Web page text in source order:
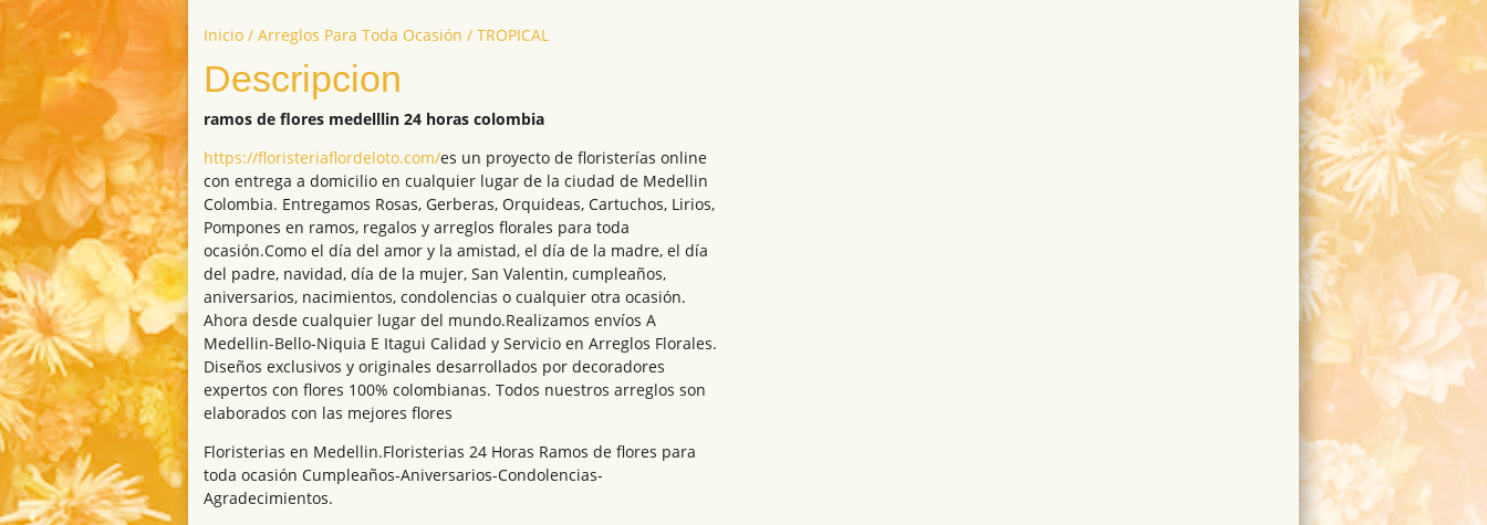
Inicio / Arreglos Para Toda Ocasión / TROPICAL
Descripcion
ramos de flores medelllin 24 horas colombia
https://floristeriaflordeloto.com/es un proyecto de floristerías online
con entrega a domicilio en cualquier lugar de la ciudad de Medellin
Colombia. Entregamos Rosas, Gerberas, Orquideas, Cartuchos, Lirios,
Pompones en ramos, regalos y arreglos florales para toda
ocasión.Como el día del amor y la amistad, el día de la madre, el día
del padre, navidad, día de la mujer, San Valentin, cumpleaños,
aniversarios, nacimientos, condolencias o cualquier otra ocasión.
Ahora desde cualquier lugar del mundo.Realizamos envíos A
Medellin-Bello-Niquia E Itagui Calidad y Servicio en Arreglos Florales.
Diseños exclusivos y originales desarrollados por decoradores
expertos con flores 100% colombianas. Todos nuestros arreglos son
elaborados con las mejores flores
Floristerias en Medellin.Floristerias 24 Horas Ramos de flores para
toda ocasión Cumpleaños-Aniversarios-Condolencias-
Agradecimientos.